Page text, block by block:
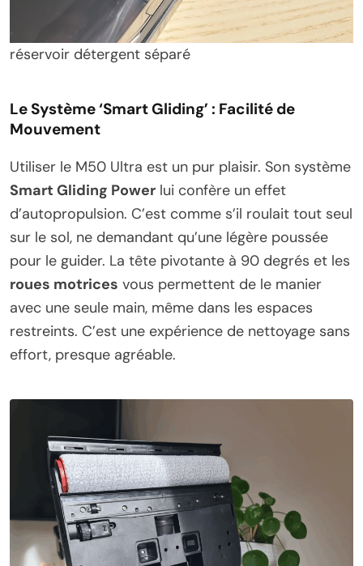
réservoir détergent séparé
Le Système ‘Smart Gliding’ : Facilité de
Mouvement
Utiliser le M50 Ultra est un pur plaisir. Son système
Smart Gliding Power lui confère un effet
d’autopropulsion. C’est comme s’il roulait tout seul
sur le sol, ne demandant qu’une légère poussée
pour le guider. La tête pivotante à 90 degrés et les
roues motrices vous permettent de le manier
avec une seule main, même dans les espaces
restreints. C’est une expérience de nettoyage sans
effort, presque agréable.